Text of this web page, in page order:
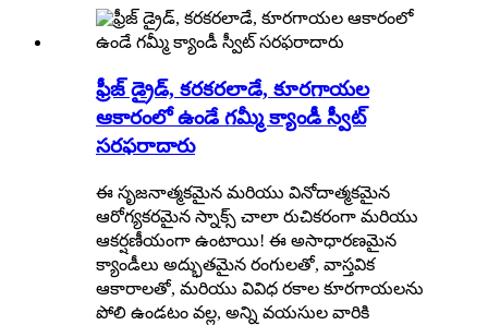
ఫ్రీజ్ డ్రైడ్, కరకరలాడే, కూరగాయల
ఆకారంలో ఉండే గమ్మీ క్యాండీ స్వీట్
సరఫరాదారు
ఈ సృజనాత్మకమైన మరియు వినోదాత్మకమైన
ఆరోగ్యకరమైన స్నాక్స్ చాలా రుచికరంగా మరియు
ఆకర్షణీయంగా ఉంటాయి! ఈ అసాధారణమైన
క్యాండీలు అద్భుతమైన రంగులతో, వాస్తవిక
ఆకారాలతో, మరియు వివిధ రకాల కూరగాయలను
పోలి ఉండటం వల్ల, అన్ని వయసుల వారికి